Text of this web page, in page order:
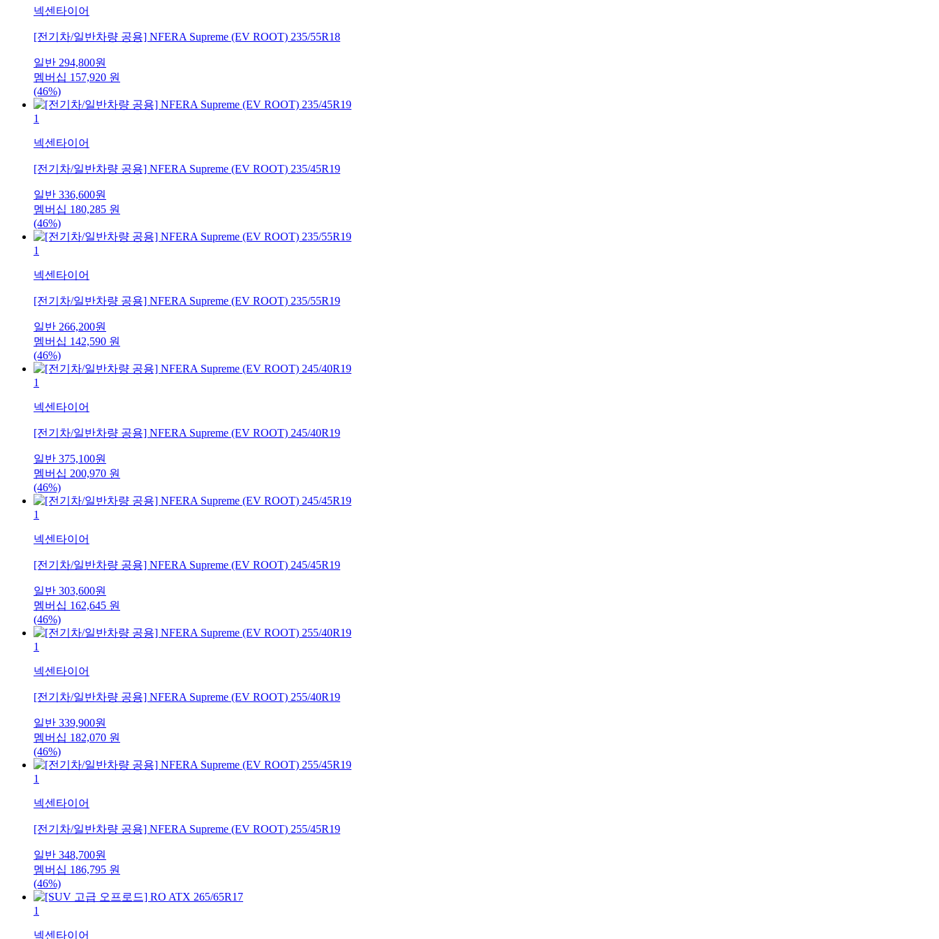
넥센타이어
[전기차/일반차량 공용] NFERA Supreme (EV ROOT) 235/55R18
일반 294,800원
멤버십 157,920 원
(46%)
1
넥센타이어
[전기차/일반차량 공용] NFERA Supreme (EV ROOT) 235/45R19
일반 336,600원
멤버십 180,285 원
(46%)
1
넥센타이어
[전기차/일반차량 공용] NFERA Supreme (EV ROOT) 235/55R19
일반 266,200원
멤버십 142,590 원
(46%)
1
넥센타이어
[전기차/일반차량 공용] NFERA Supreme (EV ROOT) 245/40R19
일반 375,100원
멤버십 200,970 원
(46%)
1
넥센타이어
[전기차/일반차량 공용] NFERA Supreme (EV ROOT) 245/45R19
일반 303,600원
멤버십 162,645 원
(46%)
1
넥센타이어
[전기차/일반차량 공용] NFERA Supreme (EV ROOT) 255/40R19
일반 339,900원
멤버십 182,070 원
(46%)
1
넥센타이어
[전기차/일반차량 공용] NFERA Supreme (EV ROOT) 255/45R19
일반 348,700원
멤버십 186,795 원
(46%)
1
넥센타이어